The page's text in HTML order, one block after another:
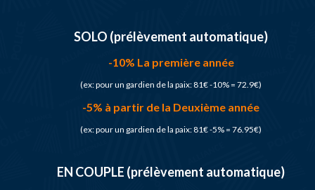
SOLO (prélèvement automatique)
-10% La première année
(ex: pour un gardien de la paix: 81€ -10% = 72.9€)
-5% à partir de la Deuxième année
(ex: pour un gardien de la paix: 81€ -5% = 76.95€)
EN COUPLE (prélèvement automatique)